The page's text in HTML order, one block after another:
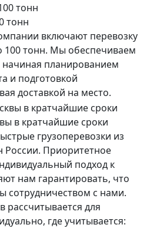
тонн
включают перевозку
100 тонн. Мы обеспечиваем
начиная планированием
и подготовкой
доставкой на место.
в кратчайшие сроки
грузоперевозки из
Приоритетное
подход к
нам гарантировать, что
сотрудничеством с нами.
рассчитывается для
где учитывается: